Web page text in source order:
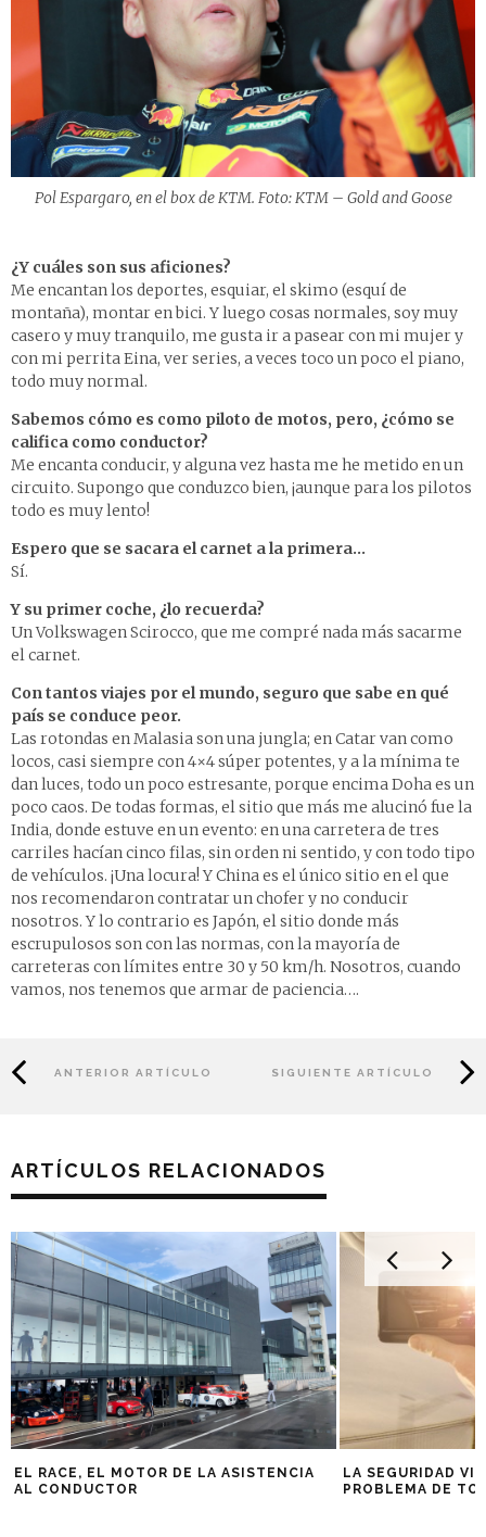
Pol Espargaro, en el box de KTM. Foto: KTM – Gold and Goose
¿Y cuáles son sus aficiones?
Me encantan los deportes, esquiar, el skimo (esquí de
montaña), montar en bici. Y luego cosas normales, soy muy
casero y muy tranquilo, me gusta ir a pasear con mi mujer y
con mi perrita Eina, ver series, a veces toco un poco el piano,
todo muy normal.
Sabemos cómo es como piloto de motos, pero, ¿cómo se
califica como conductor?
Me encanta conducir, y alguna vez hasta me he metido en un
circuito. Supongo que conduzco bien, ¡aunque para los pilotos
todo es muy lento!
Espero que se sacara el carnet a la primera…
Sí.
Y su primer coche, ¿lo recuerda?
Un Volkswagen Scirocco, que me compré nada más sacarme
el carnet.
Con tantos viajes por el mundo, seguro que sabe en qué
país se conduce peor.
Las rotondas en Malasia son una jungla; en Catar van como
locos, casi siempre con 4×4 súper potentes, y a la mínima te
dan luces, todo un poco estresante, porque encima Doha es un
poco caos. De todas formas, el sitio que más me alucinó fue la
India, donde estuve en un evento: en una carretera de tres
carriles hacían cinco filas, sin orden ni sentido, y con todo tipo
de vehículos. ¡Una locura! Y China es el único sitio en el que
nos recomendaron contratar un chofer y no conducir
nosotros. Y lo contrario es Japón, el sitio donde más
escrupulosos son con las normas, con la mayoría de
carreteras con límites entre 30 y 50 km/h. Nosotros, cuando
vamos, nos tenemos que armar de paciencia….
ANTERIOR ARTÍCULO SIGUIENTE ARTÍCULO
ARTÍCULOS RELACIONADOS
EL RACE, EL MOTOR DE LA ASISTENCIA
AL CONDUCTOR
LA SEGURIDAD
PROBLEMA DE